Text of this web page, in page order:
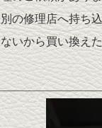
別の修理店へ持ち
ないから買い換え